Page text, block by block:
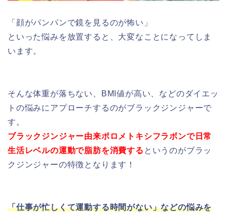
「顔がパンパンで鏡を見るのが怖い」
といった悩みを放置すると、大変なことになってしま
います。
そんな体重が落ちない、BMI値が高い、などのダイエッ
トの悩みにアプローチするのがブラックジンジャーで
す。
ブラックジンジャー由来ポロメトキシフラボンで日常
生活レベルの運動で脂肪を消費する というのがブラッ
クジンジャーの特徴となります！
「仕事が忙しくて運動する時間がない」などの悩みを